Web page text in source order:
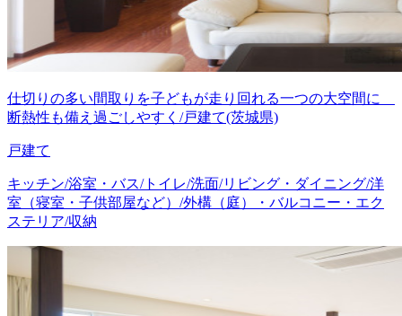
仕切りの多い間取りを子どもが走り回れる一つの大空間に
断熱性も備え過ごしやすく/戸建て(茨城県)
戸建て
キッチン/浴室・バス/トイレ/洗面/リビング・ダイニング/洋
室（寝室・子供部屋など）/外構（庭）・バルコニー・エク
ステリア/収納